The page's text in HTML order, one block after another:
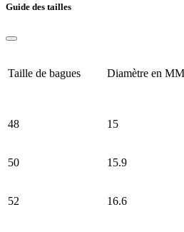
Guide des tailles
Taille de bagues Diamètre en MM
48 15
50 15.9
52 16.6